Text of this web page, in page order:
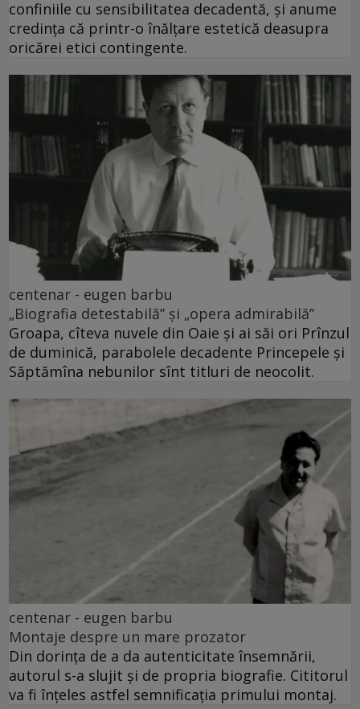
confiniile cu sensibilitatea decadentă, și anume
credința că printr-o înălțare estetică deasupra
oricărei etici contingente.
centenar - eugen barbu
„Biografia detestabilă” și „opera admirabilă”
Groapa, cîteva nuvele din Oaie și ai săi ori Prînzul
de duminică, parabolele decadente Princepele și
Săptămîna nebunilor sînt titluri de neocolit.
centenar - eugen barbu
Montaje despre un mare prozator
Din dorința de a da autenticitate însemnării,
autorul s-a slujit și de propria biografie. Cititorul
va fi înțeles astfel semnificația primului montaj.